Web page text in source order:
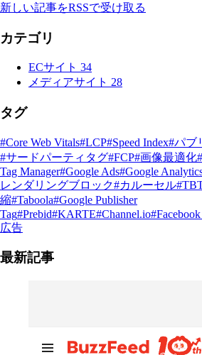
新しい記事をRSSで受け取る
カテゴリ
ECサイト 34
メディアサイト 28
タグ
#Core Web Vitals#LCP#Speed Index#パブ
#サードパーティタグ#FCP#画像最適化
Tag Manager#Google Ads#Google
レンダリングブロック#カルーセル
縮#Taboola#Google Publisher
Tag#Prebid#KARTE#Channel.io
広告
最新記事